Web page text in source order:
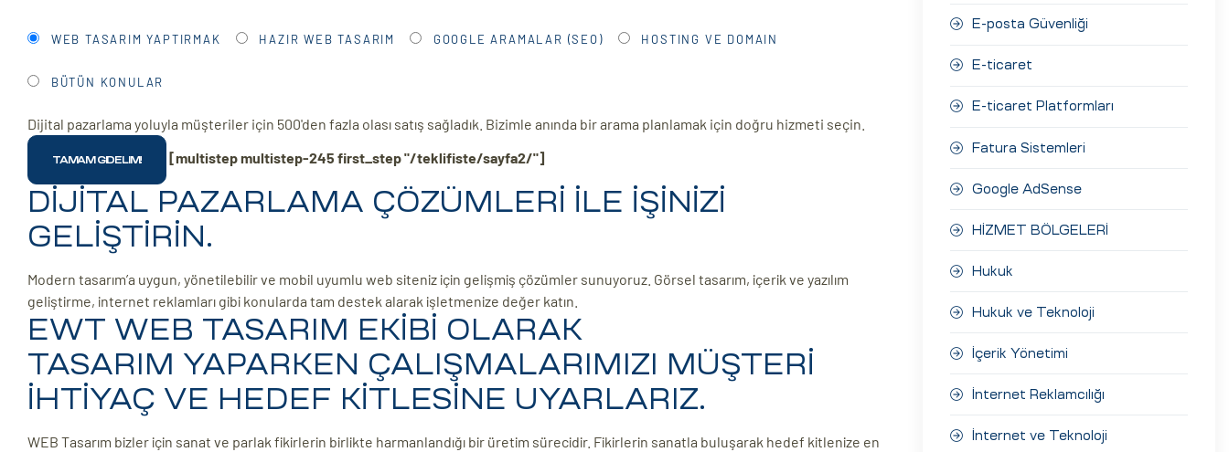
WEB TASARIM YAPTIRMAK HAZIR WEB TASARIM GOOGLE ARAMALAR (SEO) HOSTING VE DOMAIN
BÜTÜN KONULAR
Dijital pazarlama yoluyla müşteriler için 500'den fazla olası satış sağladık. Bizimle anında bir arama planlamak için doğru hizmeti seçin.
[multistep multistep-245 first_step "/teklifiste/sayfa2/"]
DİJİTAL PAZARLAMA ÇÖZÜMLERİ İLE İŞİNİZİ
GELİŞTİRİN.
Modern tasarım’a uygun, yönetilebilir ve mobil uyumlu web siteniz için gelişmiş çözümler sunuyoruz. Görsel tasarım, içerik ve yazılım
geliştirme, internet reklamları gibi konularda tam destek alarak işletmenize değer katın.
EWT WEB TASARIM EKİBİ OLARAK
TASARIM YAPARKEN ÇALIŞMALARIMIZI MÜŞTERİ
İHTİYAÇ VE HEDEF KİTLESİNE UYARLARIZ.
WEB Tasarım bizler için sanat ve parlak fikirlerin birlikte harmanlandığı bir üretim sürecidir. Fikirlerin sanatla buluşarak hedef kitlenize en
E-posta Güvenliği
E-ticaret
E-ticaret Platformları
Fatura Sistemleri
Google AdSense
HİZMET BÖLGELERİ
Hukuk
Hukuk ve Teknoloji
İçerik Yönetimi
İnternet Reklamcılığı
İnternet ve Teknoloji